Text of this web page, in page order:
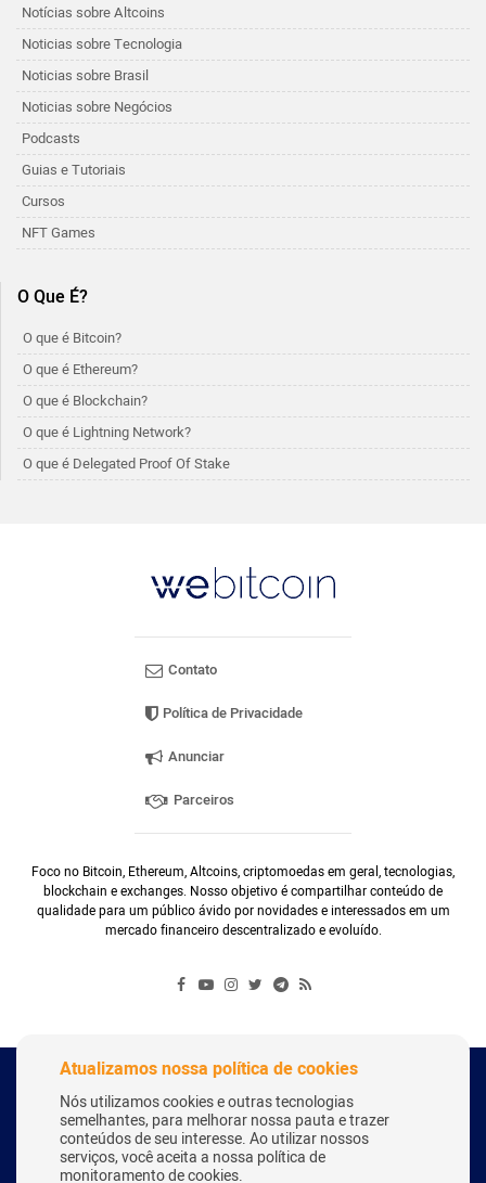
Notícias sobre Altcoins
Noticias sobre Tecnologia
Noticias sobre Brasil
Noticias sobre Negócios
Podcasts
Guias e Tutoriais
Cursos
NFT Games
O Que É?
O que é Bitcoin?
O que é Ethereum?
O que é Blockchain?
O que é Lightning Network?
O que é Delegated Proof Of Stake
Contato
Política de Privacidade
Anunciar
Parceiros
Foco no Bitcoin, Ethereum, Altcoins, criptomoedas em geral, tecnologias,
blockchain e exchanges. Nosso objetivo é compartilhar conteúdo de
qualidade para um público ávido por novidades e interessados em um
mercado financeiro descentralizado e evoluído.
Copyright Webitcoin 2018 - Todos os Direitos Reservados
Desenvolvido por: Herick Correa
Atualizamos nossa política de cookies
Nós utilizamos cookies e outras tecnologias
semelhantes, para melhorar nossa pauta e trazer
conteúdos de seu interesse. Ao utilizar nossos
serviços, você aceita a nossa política de
monitoramento de cookies.